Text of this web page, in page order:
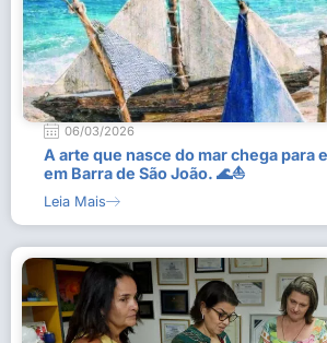
06/03/2026
A arte que nasce do mar chega para
em Barra de São João. 🌊⛵
Leia Mais